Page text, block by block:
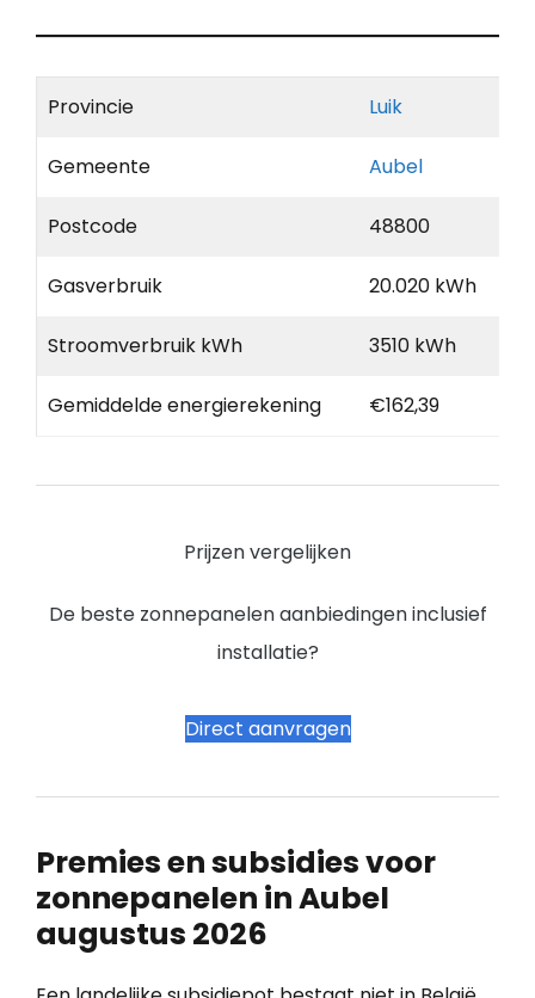
Provincie Luik
Gemeente Aubel
Postcode 48800
Gasverbruik 20.020 kWh
Stroomverbruik kWh 3510 kWh
Gemiddelde energierekening €162,39
Prijzen vergelijken
De beste zonnepanelen aanbiedingen inclusief
installatie?
Direct aanvragen
Premies en subsidies voor
zonnepanelen in Aubel
augustus 2026